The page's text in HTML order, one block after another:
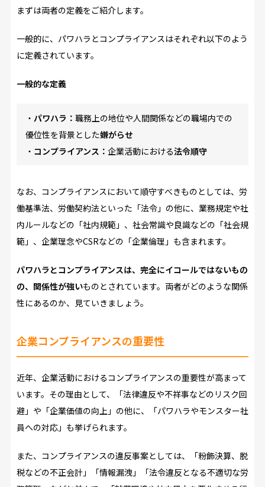
まずは両者の定義をご紹介します。
一般的に、パワハラとコンプライアンスはそれぞれ以下のよう
に定義されています。
一般的な定義
・ パワハラ： 職務上の地位や人間関係などの職場内での
優位性を背景とした嫌がらせ
・ コンプライアンス： 企業活動における法令順守
なお、コンプライアンスにおいて順守すべきものとしては、労
働基準法、労働契約法といった「法令」の他に、業務規定や社
内ルールなどの「社内規範」、社会常識や良識などの「社会規
範」、企業理念やCSRなどの「企業倫理」も含まれます。
パワハラとコンプライアンスは、完全にイコールではないもの
の、関係性が強いものとされています。両者がどのような関係
性にあるのか、見ていきましょう。
企業コンプライアンスの重要性
近年、企業活動におけるコンプライアンスの重要性が高まって
います。その理由として、「法律違反や不祥事などのリスク回
避」や「企業価値の向上」の他に、「パワハラやモンスター社
員への対応」も挙げられます。
また、コンプライアンスの違反事案としては、「粉飾決算、脱
税などの不正会計」「情報漏洩」「法令違反となる不適切な労